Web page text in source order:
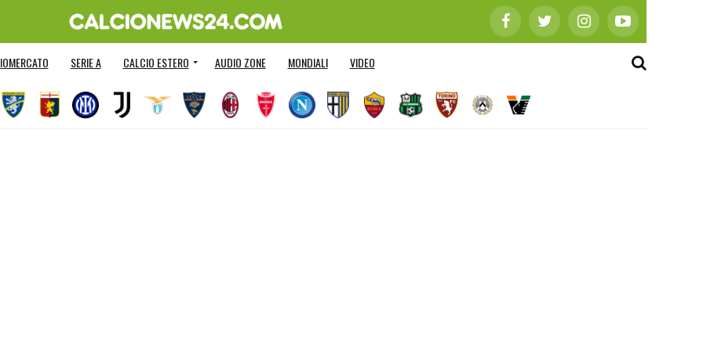
SERIE A CALCIO ESTERO AUDIO ZONE MONDIALI VIDEO